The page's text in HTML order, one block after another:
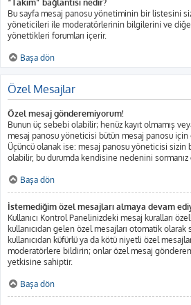
“Takım” bağlantısı nedir?
Bu sayfa mesaj panosu yönetiminin bir listesini
yöneticileri ile moderatörlerinin bilgilerini ve
yönettikleri forumları içerir.
Başa dön
Özel Mesajlar
Özel mesaj gönderemiyorum!
Bunun üç sebebi olabilir; henüz kayıt olmamış
mesaj panosu yöneticisi bütün mesaj panosu için
Üçüncü olanak ise: mesaj panosu yöneticisi sizin
olabilir, bu durumda kendisine nedenini sormanız
Başa dön
İstemediğim özel mesajları almaya devam
Kullanıcı Kontrol Panelinizdeki mesaj kuralları
kullanıcıdan gelen özel mesajları otomatik
kullanıcıdan küfürlü ya da kötü niyetli özel
moderatörlere bildirin; onlar özel mesaj gönderen
yetkisine sahiptir.
Başa dön